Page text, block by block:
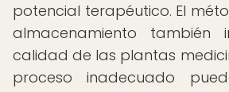
potencial terapéutico. El
almacenamiento
calidad de las plantas
proceso inadecuado